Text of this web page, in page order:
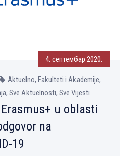
4. септембар 2020.
Aktuelno, Fakulteti i Akademije,
Sve Aktuelnosti, Sve Vijesti
u oblasti
na
19